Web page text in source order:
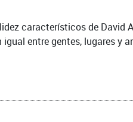
característicos de David
entre gentes, lugares y